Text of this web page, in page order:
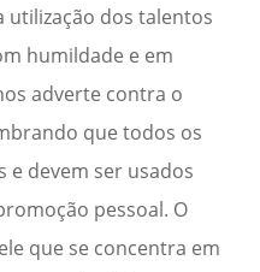
utilização dos talentos
humildade e em
adverte contra o
que todos os
e devem ser usados
pessoal. O
que se concentra em